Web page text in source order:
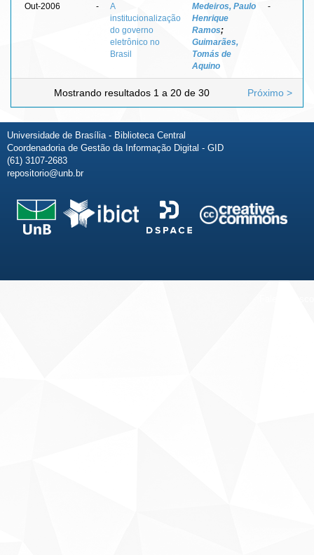
Out-2006 -
A
institucionalização
do governo
eletrônico no
Brasil
Medeiros, Paulo
Henrique
Ramos;
Guimarães,
Tomás de
Aquino
-
Mostrando resultados 1 a 20 de 30 Próximo >
Universidade de Brasília - Biblioteca Central
Coordenadoria de Gestão da Informação Digital - GID
(61) 3107-2683
repositorio@unb.br